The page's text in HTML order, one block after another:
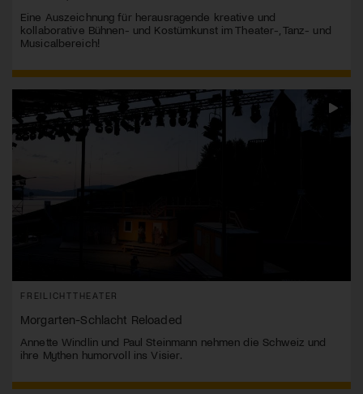
Eine Auszeichnung für herausragende kreative und
kollaborative Bühnen- und Kostümkunst im Theater-, Tanz- und
Musicalbereich!
FREILICHTTHEATER
Morgarten-Schlacht Reloaded
Annette Windlin und Paul Steinmann nehmen die Schweiz und
ihre Mythen humorvoll ins Visier.